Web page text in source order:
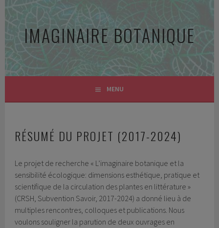
contenu
principalIMAGINAIRE BOTANIQUE
MENU
RÉSUMÉ DU PROJET (2017-2024)
Le projet de recherche « L’imaginaire botanique et la
sensibilité écologique: dimensions esthétique, pratique et
scientifique de la circulation des plantes en littérature »
(CRSH, Subvention Savoir, 2017-2024) a donné lieu à de
multiples rencontres, colloques et publications. Nous
voulons souligner la parution de deux ouvrages en